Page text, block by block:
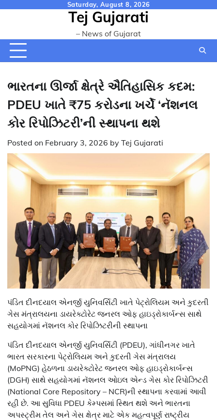
Saturday, August 8, 2026
Tej Gujarati
– News of Gujarat
ભારતના ઊર્જા ક્ષેત્રે ઐતિહાસિક કદમ:
PDEU ખાતે ₹75 કરોડના ખર્ચે ‘નૅશનલ
કોર રિપોઝિટરી’ની સ્થાપના થશે
Posted on February 3, 2026 by Tej Gujarati
પંડિત દીનદયાલ એનર્જી યુનિવર્સિટી ખાતે પેટ્રોલિયમ અને કુદરતી
ગેસ મંત્રાલયના ડાયરેક્ટોરેટ જનરલ ઓફ હાઇડ્રોકાર્બન્સ સાથે
સહયોગમાં નૅશનલ કોર રિપોઝિટરીની સ્થાપના
પંડિત દીનદયાલ એનર્જી યુનિવર્સિટી (PDEU), ગાંધીનગર ખાતે
ભારત સરકારના પેટ્રોલિયમ અને કુદરતી ગેસ મંત્રાલય
(MoPNG) હેઠળના ડાયરેક્ટોરેટ જનરલ ઓફ હાઇડ્રોકાર્બન્સ
(DGH) સાથે સહયોગમાં નૅશનલ ઓઇલ એન્ડ ગેસ કોર રિપોઝિટરી
(National Core Repository – NCR)ની સ્થાપના કરવામાં આવી
રહી છે. આ સુવિધા PDEU કેમ્પસમાં સ્થિત થશે અને ભારતના
અપસ્ટ્રીમ તેલ અને ગેસ ક્ષેત્ર માટે એક મહત્વપૂર્ણ રાષ્ટ્રીય